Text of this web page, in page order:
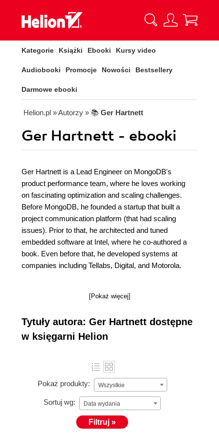
Kategorie Książki Ebooki Kursy video
Audiobooki Promocje Nowości Bestsellery
Darmowe ebooki
Helion.pl » Autorzy » 📚 Ger Hartnett
Ger Hartnett - ebooki
Ger Hartnett is a Lead Engineer on MongoDB's
product performance team, where he loves working
on fascinating optimization and scaling challenges.
Before MongoDB, he founded a startup that built a
project communication platform (that had scaling
issues). Prior to that, he architected and tuned
embedded software at Intel, where he co-authored a
book. Even before that, he developed systems at
companies including Tellabs, Digital, and Motorola.
[Pokaż więcej]
Tytuły autora: Ger Hartnett dostępne
w księgarni Helion
Pokaż produkty: Wszystkie
Sortuj wg: Data wydania
Filtruj »